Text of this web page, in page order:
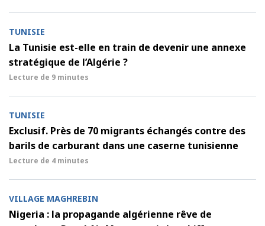
TUNISIE
La Tunisie est-elle en train de devenir une annexe
stratégique de l’Algérie ?
Lecture de 9 minutes
TUNISIE
Exclusif. Près de 70 migrants échangés contre des
barils de carburant dans une caserne tunisienne
Lecture de 4 minutes
VILLAGE MAGHREBIN
Nigeria : la propagande algérienne rêve de